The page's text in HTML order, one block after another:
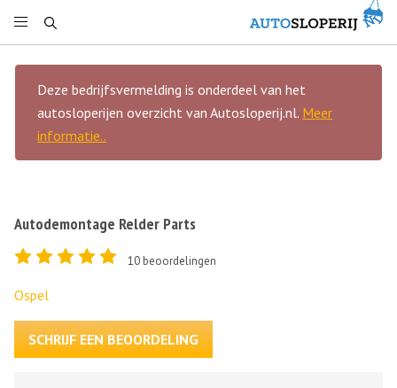
Deze bedrijfsvermelding is onderdeel van het
autosloperijen overzicht van Autosloperij.nl. Meer
informatie..
Autodemontage Relder Parts
10 beoordelingen
Ospel
SCHRIJF EEN BEOORDELING